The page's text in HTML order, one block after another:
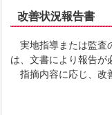
改善状況報告書
実地指導または監査
は、文書により報告が
指摘内容に応じ、改